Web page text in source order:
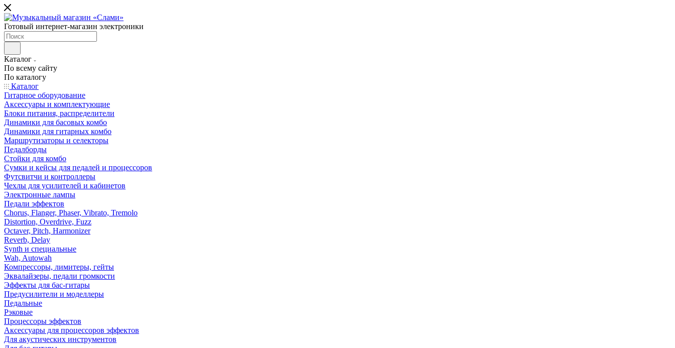
Готовый интернет-магазин электроники
Каталог
По всему сайту
По каталогу
Каталог
Гитарное оборудование
Аксессуары и комплектующие
Блоки питания, распределители
Динамики для басовых комбо
Динамики для гитарных комбо
Маршрутизаторы и селекторы
Педалборды
Стойки для комбо
Сумки и кейсы для педалей и процессоров
Футсвитчи и контроллеры
Чехлы для усилителей и кабинетов
Электронные лампы
Педали эффектов
Chorus, Flanger, Phaser, Vibrato, Tremolo
Distortion, Overdrive, Fuzz
Octaver, Pitch, Harmonizer
Reverb, Delay
Synth и специальные
Wah, Autowah
Компрессоры, лимитеры, гейты
Эквалайзеры, педали громкости
Эффекты для бас-гитары
Предусилители и моделлеры
Педальные
Рэковые
Процессоры эффектов
Аксессуары для процессоров эффектов
Для акустических инструментов